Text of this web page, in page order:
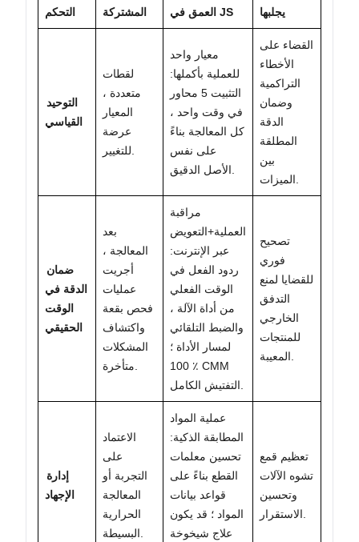
التحكم
المشتركة
العمق في JS
يجلبها
التوحيد
القياسي
لقطات
متعددة ،
المعيار
عرضة
معيار واحد
للعملية بأكملها:
التثبيت 5 محاور
في وقت واحد ،
كل المعالجة بناءً
على نفس
القضاء على
الأخطاء
التراكمية
وضمان
الدقة
المطلقة
بين
ضمان
الدقة في
الوقت
الحقيقي
بعد
المعالجة ،
أجريت
عمليات
فحص بقعة
واكتشاف
المشكلات
مراقبة
العملية+التعويض
عبر الإنترنت:
ردود الفعل في
الوقت الفعلي
من أداة الآلة ،
والضبط التلقائي
لمسار الأداة ؛
100 ٪ CMM
تصحيح
فوري
للقضايا لمنع
التدفق
الخارجي
للمنتجات
إدارة
الإجهاد
الاعتماد
على
التجربة أو
المعالجة
الحرارية
عملية المواد
المطابقة الذكية:
تحسين معلمات
القطع بناءً على
قواعد بيانات
المواد ؛ قد يكون
علاج شيخوخة
تعظيم قمع
تشوه الآلات
وتحسين